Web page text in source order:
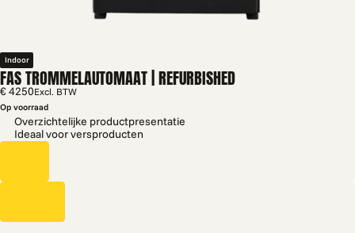
Indoor
FAS TROMMELAUTOMAAT | REFURBISHED
€ 4250Excl. BTW
Op voorraad
Overzichtelijke productpresentatie
Ideaal voor versproducten